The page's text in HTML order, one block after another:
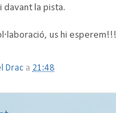
la pista.
us hi esperem!!!
Drac a 21:48